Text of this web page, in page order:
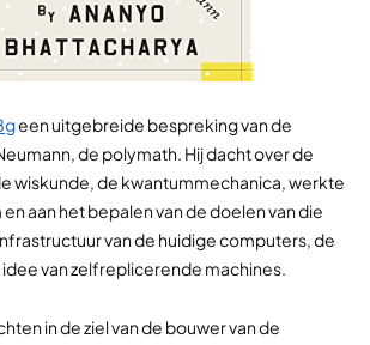
een uitgebreide bespreking van de
de polymath. Hij dacht over de
wiskunde, de kwantummechanica, werkte
aan het bepalen van de doelen van die
van de huidige computers, de
van zelfreplicerende machines.
in de ziel van de bouwer van de